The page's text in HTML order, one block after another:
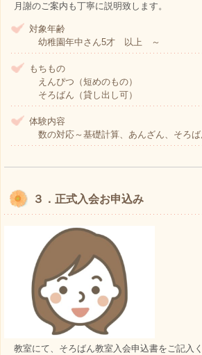
月謝のご案内も丁寧に説明致します。
対象年齢
幼稚園年中さん5才 以上 ～
もちもの
えんぴつ（短めのもの）
そろばん（貸し出し可）
体験内容
数の対応～基礎計算、あんざん、そろ
３．正式入会お申込み
教室にて、そろばん教室入会申込書をご記入く